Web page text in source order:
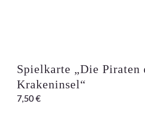
Spielkarte „Die Piraten
Krakeninsel“
7,50 €